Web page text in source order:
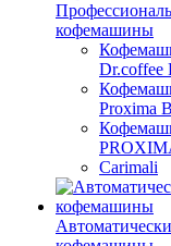
кофемашины
Dr.coffee
Proxima
Carimali